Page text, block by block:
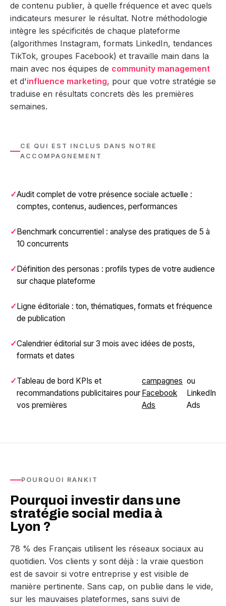
de contenu publier, à quelle fréquence et avec quels
indicateurs mesurer le résultat. Notre méthodologie
intègre les spécificités de chaque plateforme
(algorithmes Instagram, formats LinkedIn, tendances
TikTok, groupes Facebook) et travaille main dans la
main avec nos équipes de community management
et d'influence marketing, pour que votre stratégie se
traduise en résultats concrets dès les premières
semaines.
CE QUI EST INCLUS DANS NOTRE
ACCOMPAGNEMENT
Audit complet de votre présence sociale actuelle :
comptes, contenus, audiences, performances
Benchmark concurrentiel : analyse des pratiques de 5 à
10 concurrents
Définition des personas : profils types de votre audience
sur chaque plateforme
Ligne éditoriale : ton, thématiques, formats et fréquence
de publication
Calendrier éditorial sur 3 mois avec idées de posts,
formats et dates
Tableau de bord KPIs et
recommandations publicitaires pour
vos premières
campagnes
Facebook
Ads
ou
LinkedIn
Ads
POURQUOI RANKIT
Pourquoi investir dans une
stratégie social media à
Lyon ?
78 % des Français utilisent les réseaux sociaux au
quotidien. Vos clients y sont déjà : la vraie question
est de savoir si votre entreprise y est visible de
manière pertinente. Sans cap, on publie dans le vide,
sur les mauvaises plateformes, sans suivi de